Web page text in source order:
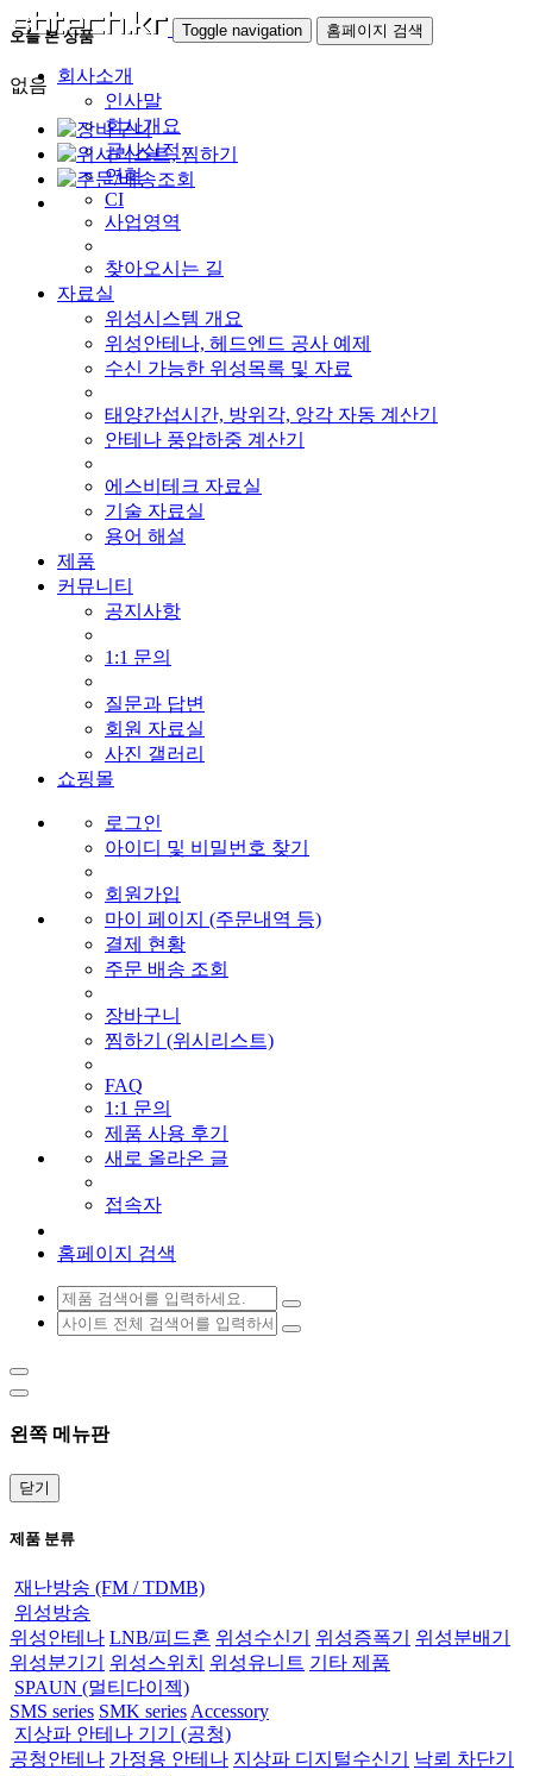
Toggle navigation 홈페이지 검색
회사소개
인사말
회사개요
공사실적
연혁
CI
사업영역
찾아오시는 길
자료실
위성시스템 개요
위성안테나, 헤드엔드 공사 예제
수신 가능한 위성목록 및 자료
태양간섭시간, 방위각, 앙각 자동 계산기
안테나 풍압하중 계산기
에스비테크 자료실
기술 자료실
용어 해설
제품
커뮤니티
공지사항
1:1 문의
질문과 답변
회원 자료실
사진 갤러리
쇼핑몰
로그인
아이디 및 비밀번호 찾기
회원가입
마이 페이지 (주문내역 등)
결제 현황
주문 배송 조회
장바구니
찜하기 (위시리스트)
FAQ
1:1 문의
제품 사용 후기
새로 올라온 글
접속자
홈페이지 검색
왼쪽 메뉴판
닫기
제품 분류
재난방송 (FM / TDMB)
위성방송
위성안테나 LNB/피드혼 위성수신기 위성증폭기
위성분배기
위성분기기
위성스위치 위성유니트 기타 제품
SPAUN (멀티다이젝)
SMS series SMK series Accessory
지상파 안테나 기기 (공청)
공청안테나 가정용 안테나 지상파 디지털수신기
낙뢰 차단기
오늘 본 상품
없음